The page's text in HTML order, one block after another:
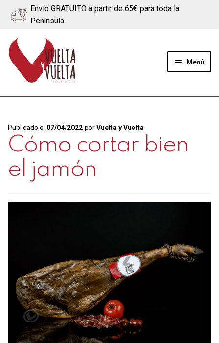
Envío GRATUITO a partir de 65€ para toda la
Península
Ir
a
navegación
Ir
al
contenido
Menú
Quiénes somos
Ternera
Cerdo
Quesos
Blog
0 productos
Publicado el 07/04/2022 porVuelta y Vuelta
Cómo cortar bien
el jamón